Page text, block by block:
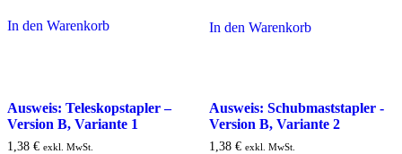
In den Warenkorb In den Warenkorb
Ausweis: Teleskopstapler –
Version B, Variante 1
1,38 € exkl. MwSt.
Ausweis: Schubmaststapler -
Version B, Variante 2
1,38 € exkl. MwSt.